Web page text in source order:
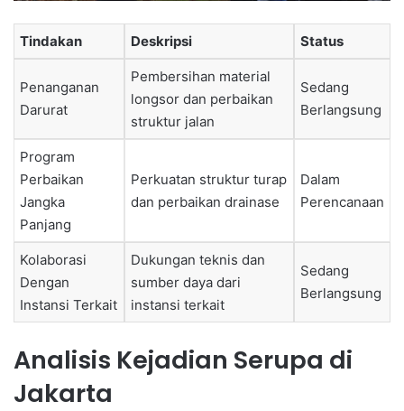
Tindakan Deskripsi Status
Penanganan
Darurat
Pembersihan material
longsor dan perbaikan
struktur jalan
Sedang
Berlangsung
Program
Perbaikan
Jangka
Panjang
Perkuatan struktur turap
dan perbaikan drainase
Dalam
Perencanaan
Kolaborasi
Dengan
Instansi Terkait
Dukungan teknis dan
sumber daya dari
instansi terkait
Sedang
Berlangsung
Analisis Kejadian Serupa di
Jakarta